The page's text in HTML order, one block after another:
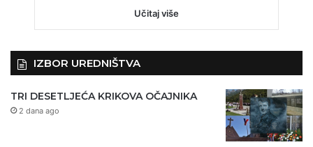
Učitaj više
IZBOR UREDNIŠTVA
TRI DESETLJEĆA KRIKOVA OČAJNIKA
2 dana ago